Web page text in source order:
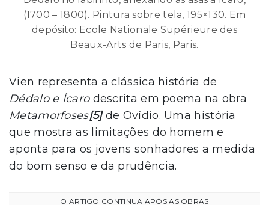
(1700 – 1800). Pintura sobre tela, 195×130. Em
depósito: Ecole Nationale Supérieure des
Beaux-Arts de Paris, Paris.
Vien representa a clássica história de
Dédalo e Ícarodescrita em poema na obra
Metamorfoses[5]de Ovídio. Uma história
que mostra as limitações do homem e
aponta para os jovens sonhadores a medida
do bom senso e da prudência.